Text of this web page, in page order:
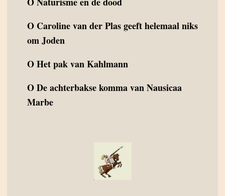
O Caroline van der Plas geeft helemaal niks
om Joden
OHet pak van Kahlmann
ODe achterbakse komma van Nausicaa
Marbe